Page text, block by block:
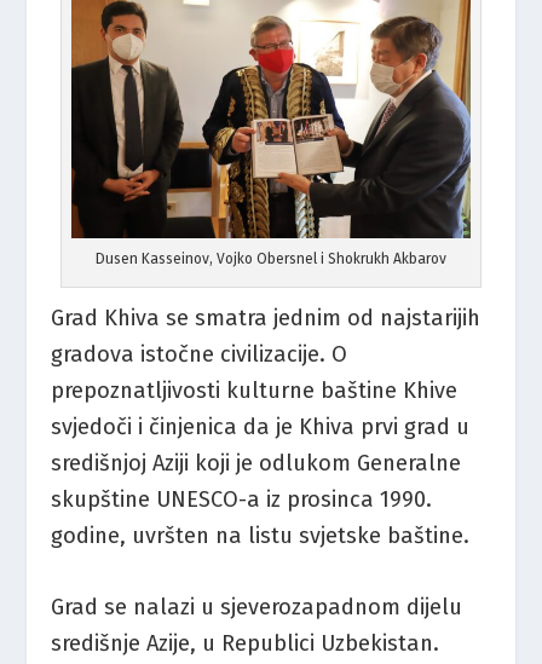
Dusen Kasseinov, Vojko Obersnel i Shokrukh Akbarov
Grad Khiva se smatra jednim od najstarijih
gradova istočne civilizacije. O
prepoznatljivosti kulturne baštine Khive
svjedoči i činjenica da je Khiva prvi grad u
središnjoj Aziji koji je odlukom Generalne
skupštine UNESCO-a iz prosinca 1990.
godine, uvršten na listu svjetske baštine.
Grad se nalazi u sjeverozapadnom dijelu
središnje Azije, u Republici Uzbekistan.